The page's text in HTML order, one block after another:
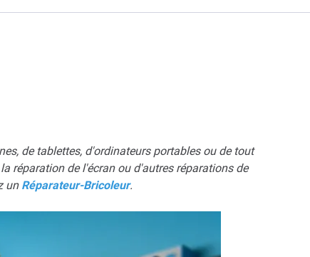
de tablettes, d'ordinateurs portables ou de tout
réparation de l'écran ou d'autres réparations de
un Réparateur-Bricoleur.